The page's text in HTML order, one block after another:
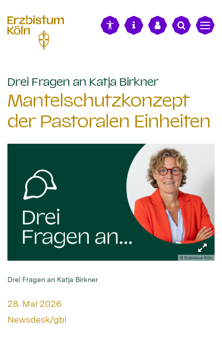
Drei Fragen an Katja Birkner:
Mantelschutzkonzept
der Pastoralen Einheiten
© Erzbistum Köln
Drei Fragen an Katja Birkner
Datum:
28. Mai 2026
Von:
Newsdesk/gbl